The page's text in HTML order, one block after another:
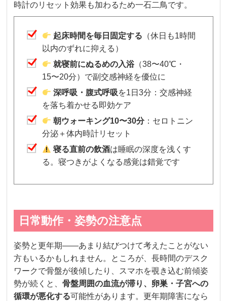
時計のリセット効果も加わるため一石二鳥です。
起床時間を毎日固定する （休日も1時間
以内のずれに抑える）
就寝前にぬるめの入浴 （38〜40℃・
15〜20分）で副交感神経を優位に
深呼吸・腹式呼吸を1日3分：交感神経
を落ち着かせる即効ケア
朝ウォーキング10〜30分：セロトニン
分泌＋体内時計リセット
寝る直前の飲酒は睡眠の深度を浅くす
る。寝つきがよくなる感覚は錯覚です
日常動作・姿勢の注意点
姿勢と更年期——あまり結びつけて考えたことがない
方もいるかもしれません。ところが、長時間のデスク
ワークで骨盤が後傾したり、スマホを覗き込む前傾姿
勢が続くと、骨盤周囲の血流が滞り、卵巣・子宮への
循環が悪化する可能性があります。更年期障害になら